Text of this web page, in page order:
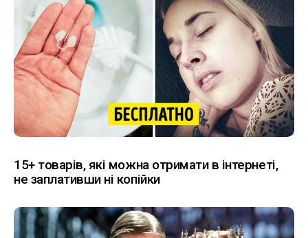
15+ товарів, які можна отримати в інтернеті,
не заплативши ні копійки